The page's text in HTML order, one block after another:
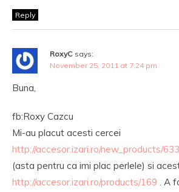
Reply
RoxyC says:
November 25, 2011 at 7:24 pm
Buna,
fb:Roxy Cazcu
Mi-au placut acesti cercei
http://accesor.izari.ro/new_products/633
(asta pentru ca imi plac perlele) si
http://accesor.izari.ro/products/169 . A